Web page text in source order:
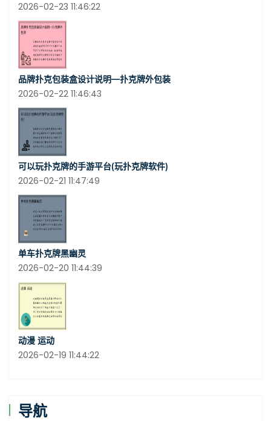
2026-02-23 11:46:22
品牌扑克包装盒设计说明—扑克牌外包装
2026-02-22 11:46:43
可以玩扑克牌的手游平台(玩扑克牌软件)
2026-02-21 11:47:49
单车扑克牌黑幽灵
2026-02-20 11:44:39
动漫 运动
2026-02-19 11:44:22
导航